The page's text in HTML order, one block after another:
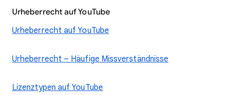
Urheberrecht auf YouTube
Urheberrecht auf YouTube
Urheberrecht – Häufige Missverständnisse
Lizenztypen auf YouTube